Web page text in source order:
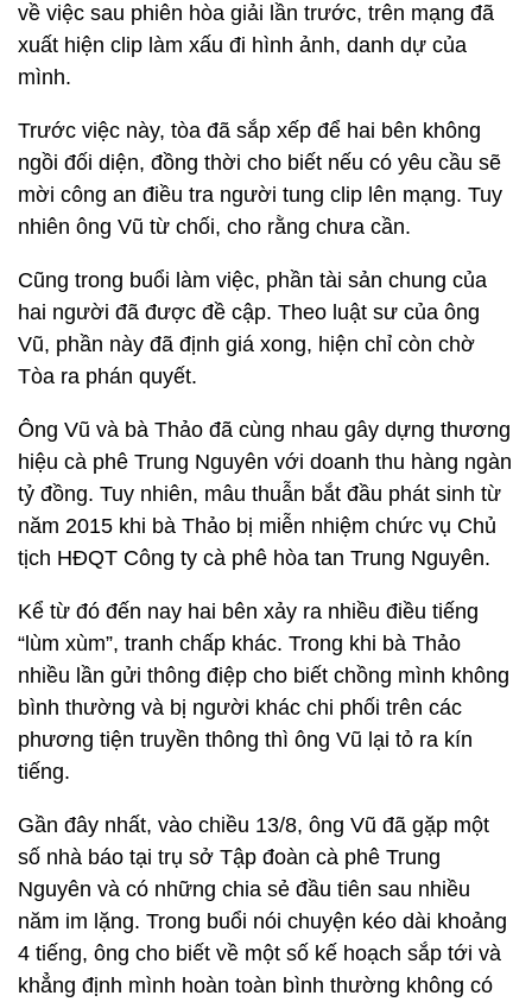
về việc sau phiên hòa giải lần trước, trên mạng đã
xuất hiện clip làm xấu đi hình ảnh, danh dự của
mình.
Trước việc này, tòa đã sắp xếp để hai bên không
ngồi đối diện, đồng thời cho biết nếu có yêu cầu sẽ
mời công an điều tra người tung clip lên mạng. Tuy
nhiên ông Vũ từ chối, cho rằng chưa cần.
Cũng trong buổi làm việc, phần tài sản chung của
hai người đã được đề cập. Theo luật sư của ông
Vũ, phần này đã định giá xong, hiện chỉ còn chờ
Tòa ra phán quyết.
Ông Vũ và bà Thảo đã cùng nhau gây dựng thương
hiệu cà phê Trung Nguyên với doanh thu hàng ngàn
tỷ đồng. Tuy nhiên, mâu thuẫn bắt đầu phát sinh từ
năm 2015 khi bà Thảo bị miễn nhiệm chức vụ Chủ
tịch HĐQT Công ty cà phê hòa tan Trung Nguyên.
Kể từ đó đến nay hai bên xảy ra nhiều điều tiếng
“lùm xùm”, tranh chấp khác. Trong khi bà Thảo
nhiều lần gửi thông điệp cho biết chồng mình không
bình thường và bị người khác chi phối trên các
phương tiện truyền thông thì ông Vũ lại tỏ ra kín
tiếng.
Gần đây nhất, vào chiều 13/8, ông Vũ đã gặp một
số nhà báo tại trụ sở Tập đoàn cà phê Trung
Nguyên và có những chia sẻ đầu tiên sau nhiều
năm im lặng. Trong buổi nói chuyện kéo dài khoảng
4 tiếng, ông cho biết về một số kế hoạch sắp tới và
khẳng định mình hoàn toàn bình thường không có